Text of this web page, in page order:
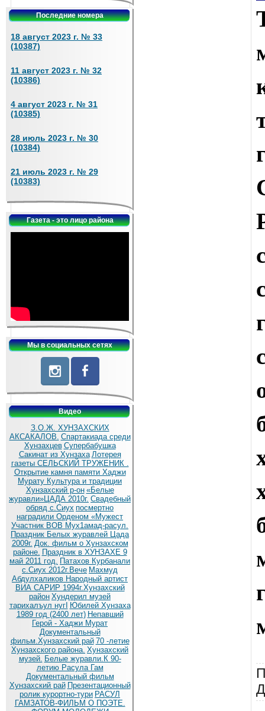
Последние номера
18 август 2023 г. № 33
(10387)
11 август 2023 г. № 32
(10386)
4 август 2023 г. № 31
(10385)
28 июль 2023 г. № 30
(10384)
21 июль 2023 г. № 29
(10383)
Газета - это лицо района
Мы в социальных сетях
Видео
З.О.Ж. ХУНЗАХСКИХ
АКСАКАЛОВ. Спартакиада среди
Хунзахцев Супербабушка
Сакинат из Хунзаха Лотерея
газеты СЕЛЬСКИЙ ТРУЖЕНИК .
Открытие камня памяти Хаджи
Мурату Культура и традиции
Хунзахский р-он «Белые
журавли»ЦАДА 2010г. Cвадебный
обряд c.Сиух посмертно
наградили Орденом «Мужест
Участник ВОВ Мух1амад-расул.
Праздник Белых журавлей Цада
2009г. Док. фильм о Хунзахском
районе. Праздник в ХУНЗАХЕ 9
май 2011 год. Патахов Курбанали
с.Сиух 2012г.Вече Махмуд
Абдулхаликов Народный артист
ВИА САРИР 1994г.Хунзахский
район Хундерил музей
тарихалъул нугI Юбилей Хунзаха
1989 год (2400 лет) Непавший
Герой - Хаджи Мурат
Документальный
фильм.Хунзахский рай 70 -летие
Хунзахского района. Хунзахский
музей. Белые журавли.К 90-
летию Расула Гам
Документальный фильм
Хунзахский рай Презентационный
ролик курортно-тури РАСУЛ
ГАМЗАТОВ-ФИЛЬМ О ПОЭТЕ.